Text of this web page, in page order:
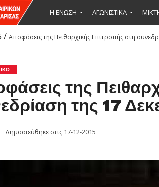
Η ΕΝΩΣΗ ΑΓΩΝΙΣΤΙΚΑ
/ Αποφάσεις της Πειθαρχικής Επιτροπής στη
της
της 17
Δημοσιεύθηκε στις 17-12-2015